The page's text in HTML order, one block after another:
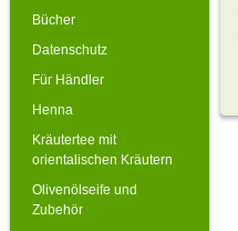
Bücher
Datenschutz
Für Händler
Henna
Kräutertee mit
orientalischen Kräutern
Olivenölseife und
Zubehör